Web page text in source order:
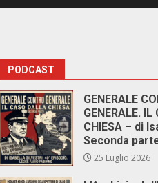
PODCAST
GENERALE
GENERALE.
CHIESA – di
Seconda
25 Luglio 2026